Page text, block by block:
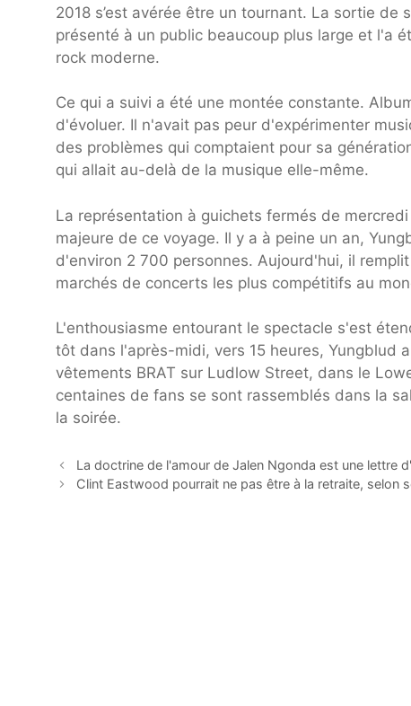
2018 s’est avérée être un tournant. La sortie de
présenté à un public beaucoup plus large et l'a
rock moderne.
Ce qui a suivi a été une montée constante.
d'évoluer. Il n'avait pas peur d'expérimenter
des problèmes qui comptaient pour sa
qui allait au-delà de la musique elle-même.
La représentation à guichets fermés de
majeure de ce voyage. Il y a à peine un an,
d'environ 2 700 personnes. Aujourd'hui, il
marchés de concerts les plus compétitifs au
L'enthousiasme entourant le spectacle s'est
tôt dans l'après-midi, vers 15 heures, Yungblud
vêtements BRAT sur Ludlow Street, dans le
centaines de fans se sont rassemblés dans la
la soirée.
La doctrine de l'amour de Jalen Ngonda est une lettre
Clint Eastwood pourrait ne pas être à la retraite, selon